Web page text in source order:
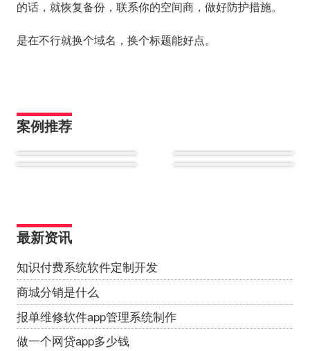
的话，就恢复备份，联系你的空间商，做好防护措施。
是在不行就换个域名，换个标题能好点。
案例推荐
最新资讯
知识付费系统软件定制开发
商城分销是什么
报单维修软件app管理系统制作
做一个网贷app多少钱